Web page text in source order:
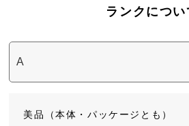
ランクについ
美品（本体・パッケージとも）